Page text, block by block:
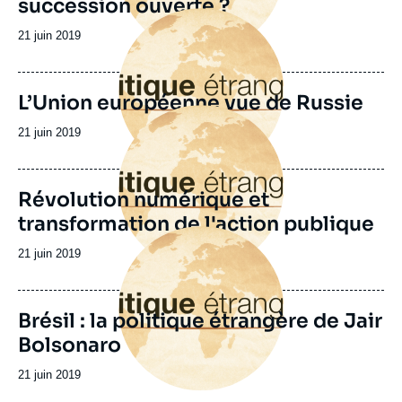
succession ouverte ?
Date
publication
21 juin 2019
Image
principale
L’Union européenne vue de Russie
Date
publication
21 juin 2019
Image
principale
Révolution numérique et
transformation de l'action publique
Date
publication
21 juin 2019
Image
principale
Brésil : la politique étrangère de Jair
Bolsonaro
Date
21 juin 2019